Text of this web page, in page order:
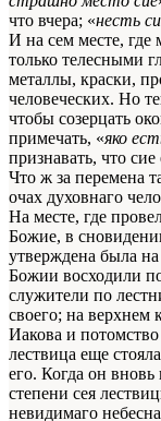
что вчера; «несть
И на сем месте, где
только телесными
металлы, краски,
человеческих. Но
чтобы созерцать
примечать, «яко
признавать, что сие
Что ж за перемена
очах духовнаго
На месте, где
Божие, в
утверждена была
Божии восходили
служители по
своего; на верхнем
Иакова и
лествица еще
его. Когда он
степени сея
невидимаго